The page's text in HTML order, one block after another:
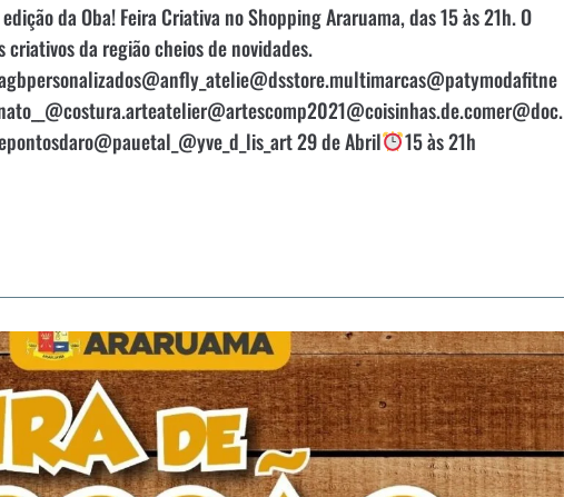
da Oba! Feira Criativa no Shopping Araruama, das 15 às 21h. O
da região cheios de novidades.
29 de Abril
15 às 21h